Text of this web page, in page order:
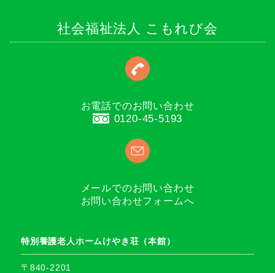
社会福祉法人 こもれび会
お電話でのお問い合わせ
0120-45-5193
メールでのお問い合わせ
お問い合わせフォームへ
特別養護老人ホームけやき荘（本館）
〒840-2201